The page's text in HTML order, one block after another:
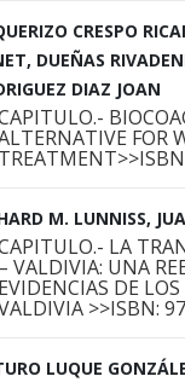
CRESPO
DUEÑAS
DIAZ JOAN
FOR
M. LUNNISS,
LA
– VALDIVIA: UNA
EVIDENCIAS DE
>>ISBN:
LUQUE